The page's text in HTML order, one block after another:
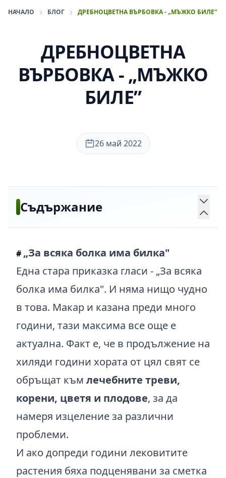
НАЧАЛО БЛОГ ДРЕБНОЦВЕТНА ВЪРБОВКА - „МЪЖКО БИЛЕ”
ДРЕБНОЦВЕТНА
ВЪРБОВКА - „МЪЖКО
БИЛЕ”
26 май 2022
Съдържание
# „За всяка болка има билка"
Една стара приказка гласи - „За всяка
болка има билка". И няма нищо чудно
в това. Макар и казана преди много
години, тази максима все още е
актуална. Факт е, че в продължение на
хиляди години хората от цял свят се
обръщат към лечебните треви,
корени, цветя и плодове, за да
намеря изцеление за различни
проблеми.
И ако допреди години лековитите
растения бяха подценявани за сметка